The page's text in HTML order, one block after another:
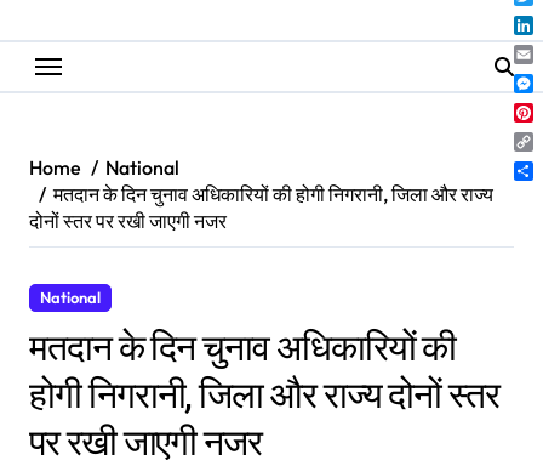
Home
National
मतदान के दिन चुनाव अधिकारियों की होगी निगरानी, जिला और राज्य
दोनों स्तर पर रखी जाएगी नजर
National
मतदान के दिन चुनाव अधिकारियों की
होगी निगरानी, जिला और राज्य दोनों स्तर
पर रखी जाएगी नजर